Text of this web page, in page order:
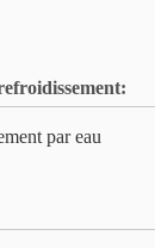
par eau